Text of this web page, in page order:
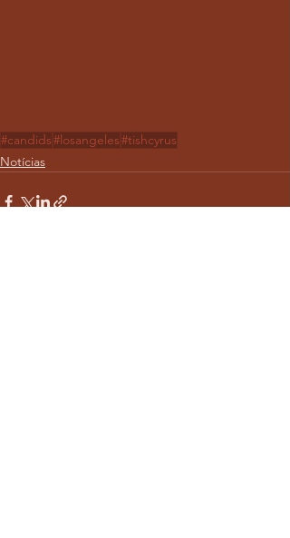
#candids#losangeles#tishcyrus
Notícias